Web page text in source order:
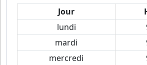
Jour
lundi
mardi
mercredi